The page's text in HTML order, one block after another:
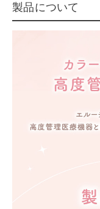
製品について